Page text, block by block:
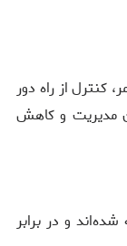
کنترل از راه دور
مدیریت و کاهش
و در برابر